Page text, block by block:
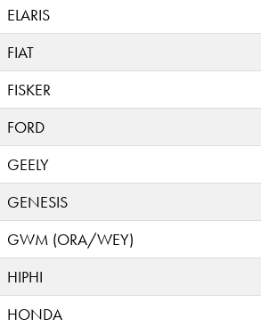
ELARIS
FIAT
FISKER
FORD
GEELY
GENESIS
GWM (ORA/WEY)
HIPHI
HONDA